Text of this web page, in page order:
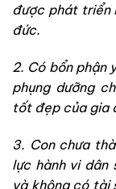
được phát triển
đức.
2. Có bổn phận
phụng dưỡng
tốt đẹp của gia
3. Con chưa
lực hành vi dân
và không có tài